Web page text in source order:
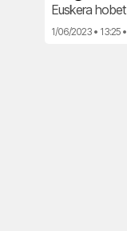
Euskera
1/06/2023 • 13:25 •